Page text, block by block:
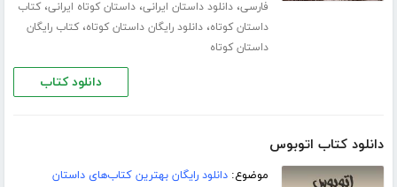
فارسی،دانلود داستان ایرانی،داستان کوتاه ایرانی،کتاب
داستان کوتاه،دانلود رایگان داستان کوتاه،کتاب رایگان
داستان کوتاه
دانلود کتاب
دانلود کتاب اتوبوس
موضوع:دانلود رایگان بهترین کتاب‌های داستان